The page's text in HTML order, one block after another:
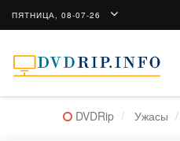
ПЯТНИЦА, 08-07-26
DVDRip Ужасы